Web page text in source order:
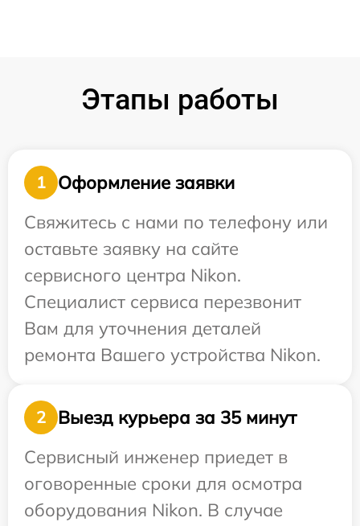
Этапы работы
1
Оформление заявки
Свяжитесь с нами по телефону или
оставьте заявку на сайте
сервисного центра Nikon.
Специалист сервиса перезвонит
Вам для уточнения деталей
ремонта Вашего устройства Nikon.
2
Выезд курьера за 35 минут
Сервисный инженер приедет в
оговоренные сроки для осмотра
оборудования Nikon. В случае